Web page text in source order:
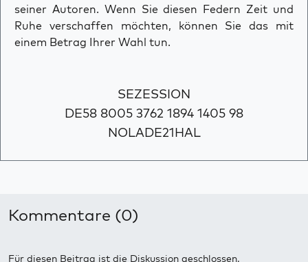
seiner Autoren. Wenn Sie diesen Federn Zeit und
Ruhe verschaffen möchten, können Sie das mit
einem Betrag Ihrer Wahl tun.
SEZESSION
DE58 8005 3762 1894 1405 98
NOLADE21HAL
Kommentare (0)
Für diesen Beitrag ist die Diskussion geschlossen.